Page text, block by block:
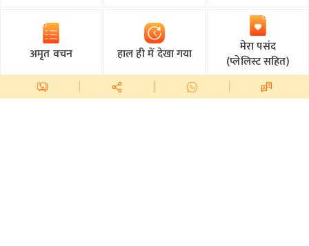
अमृत वचन हाल ही में देखा गया
मेरा पसंद
(प्लेलिस्ट सहित)